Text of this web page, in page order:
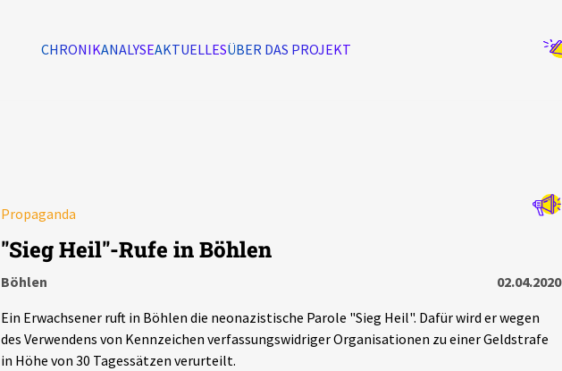
CHRONIKANALYSEAKTUELLESÜBER DAS PROJEKT
Propaganda
"Sieg Heil"-Rufe in Böhlen
Böhlen
02.04.2020
Ein Erwachsener ruft in Böhlen die neonazistische Parole "Sieg Heil". Dafür wird er wegen
des Verwendens von Kennzeichen verfassungswidriger Organisationen zu einer Geldstrafe
in Höhe von 30 Tagessätzen verurteilt.